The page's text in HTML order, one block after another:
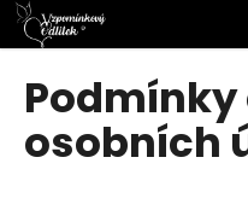
Přejít
obsah
osobních
K
o
C
o